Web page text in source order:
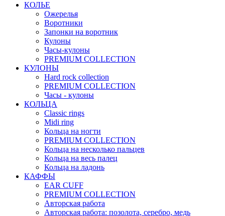
КОЛЬЕ
Ожерелья
Воротники
Запонки на воротник
Кулоны
Часы-кулоны
PREMIUM COLLECTION
КУЛОНЫ
Hard rock collection
PREMIUM COLLECTION
Часы - кулоны
КОЛЬЦА
Classic rings
Midi ring
Кольца на ногти
PREMIUM COLLECTION
Кольца на несколько пальцев
Кольца на весь палец
Кольца на ладонь
КАФФЫ
EAR CUFF
PREMIUM COLLECTION
Авторская работа
Авторская работа: позолота, серебро, медь